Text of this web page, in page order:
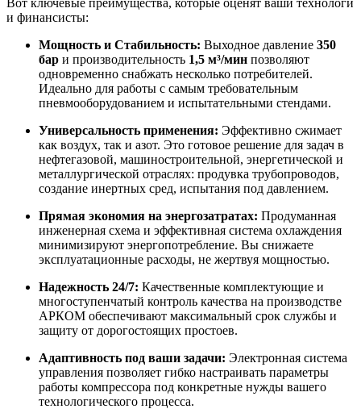
Вот ключевые преимущества, которые оценят ваши технологи
и финансисты:
Мощность и Стабильность: Выходное давление 350
бар и производительность 1,5 м³/мин позволяют
одновременно снабжать несколько потребителей.
Идеально для работы с самым требовательным
пневмооборудованием и испытательными стендами.
Универсальность применения: Эффективно сжимает
как воздух, так и азот. Это готовое решение для задач в
нефтегазовой, машиностроительной, энергетической и
металлургической отраслях: продувка трубопроводов,
создание инертных сред, испытания под давлением.
Прямая экономия на энергозатратах: Продуманная
инженерная схема и эффективная система охлаждения
минимизируют энергопотребление. Вы снижаете
эксплуатационные расходы, не жертвуя мощностью.
Надежность 24/7: Качественные комплектующие и
многоступенчатый контроль качества на производстве
АРКОМ обеспечивают максимальный срок службы и
защиту от дорогостоящих простоев.
Адаптивность под ваши задачи: Электронная система
управления позволяет гибко настраивать параметры
работы компрессора под конкретные нужды вашего
технологического процесса.